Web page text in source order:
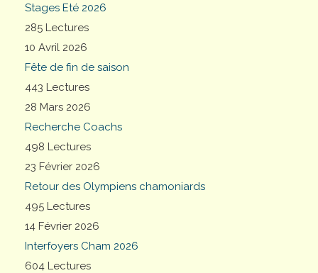
Stages Eté 2026
285 Lectures
10 Avril 2026
Fête de fin de saison
443 Lectures
28 Mars 2026
Recherche Coachs
498 Lectures
23 Février 2026
Retour des Olympiens chamoniards
495 Lectures
14 Février 2026
Interfoyers Cham 2026
604 Lectures